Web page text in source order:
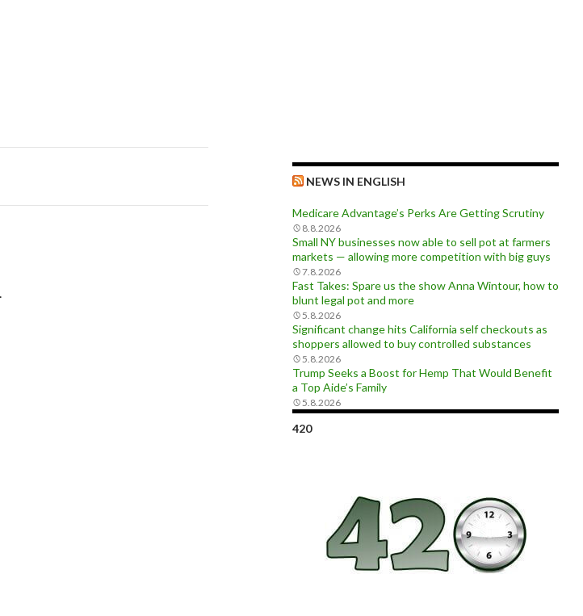
NEWS IN ENGLISH
Medicare Advantage’s Perks Are Getting Scrutiny
8.8.2026
Small NY businesses now able to sell pot at farmers
markets — allowing more competition with big guys
7.8.2026
Fast Takes: Spare us the show Anna Wintour, how to
blunt legal pot and more
5.8.2026
Significant change hits California self checkouts as
shoppers allowed to buy controlled substances
5.8.2026
Trump Seeks a Boost for Hemp That Would Benefit
a Top Aide’s Family
5.8.2026
420